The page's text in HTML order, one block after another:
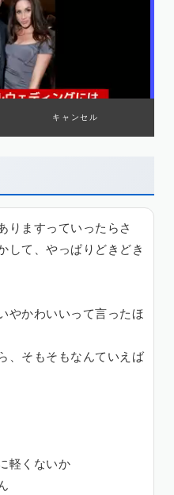
キャンセル
りますっていったらさ
して、やっぱりどきどき
やかわいいって言ったほ
、そもそもなんていえば
軽くないか